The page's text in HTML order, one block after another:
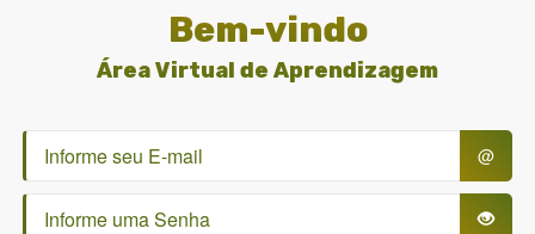
Bem-vindo
Área Virtual de Aprendizagem
@